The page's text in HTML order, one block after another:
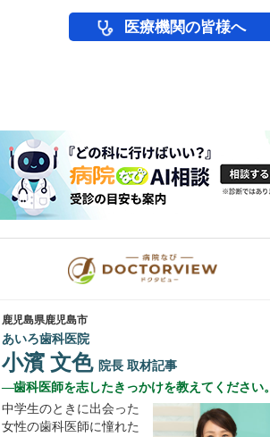
医療機関の皆様へ
鹿児島県鹿児島市
あいろ歯科医院
小濱 文色 院長 取材記事
歯科医師を志したきっかけを教えてください。
中学生のときに出会った
女性の歯科医師に憧れた